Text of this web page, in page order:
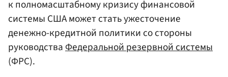
к полномасштабному кризису финансовой
системы США может стать ужесточение
денежно-кредитной политики со стороны
руководства Федеральной резервной системы
(ФРС).